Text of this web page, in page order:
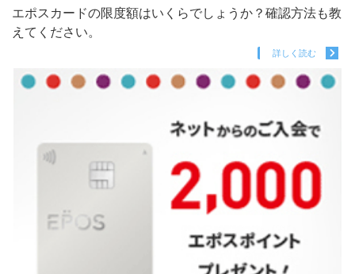
エポスカードの限度額はいくらでしょうか？確認方法も教
えてください。
詳しく読む